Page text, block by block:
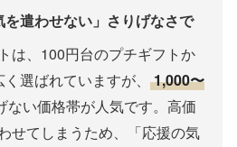
遣わせない」さりげなさで
は、100円台のプチギフトか
選ばれていますが、
1,000〜
ない価格帯が人気です。高価
せてしまうため、「応援の気